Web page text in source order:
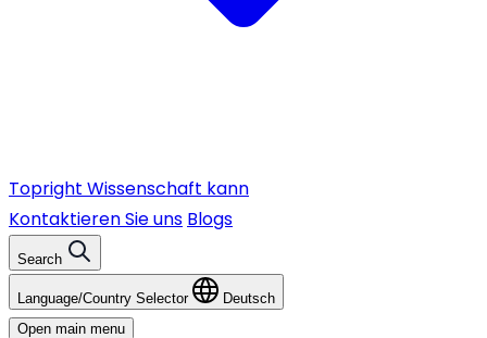
Topright Wissenschaft kann
Kontaktieren Sie uns Blogs
Search
Language/Country Selector
Deutsch
Open main menu